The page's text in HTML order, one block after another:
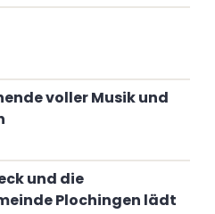
voller Musik und
und die
Plochingen lädt